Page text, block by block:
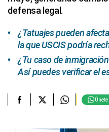
defensa legal.
¿Tatuajes pueden
la que USCIS podría
¿Tu caso de
Así puedes verificar el
Únete